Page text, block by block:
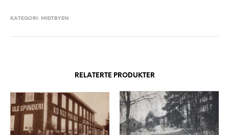
KATEGORI: MIDTBYEN
RELATERTE PRODUKTER